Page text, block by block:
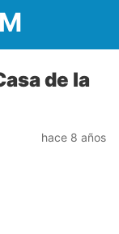
de la
hace 8 años